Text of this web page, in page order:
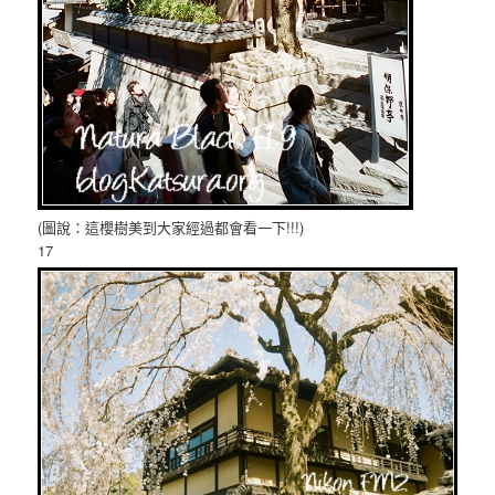
(圖說：這櫻樹美到大家經過都會看一下!!!)
17